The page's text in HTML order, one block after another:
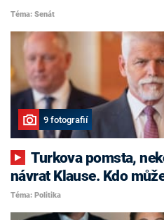
Téma: Senát
9 fotografií
Turkova pomsta, nekonfliktní Havlíček i
návrat Klause. Kdo
Téma: Politika